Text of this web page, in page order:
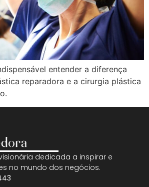
entender a diferença
reparadora e a cirurgia plástica
dedicada a inspirar e
no mundo dos negócios.